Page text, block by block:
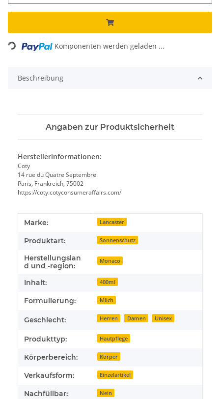
Loading... Komponenten werden geladen ...
Beschreibung
Angaben zur Produktsicherheit
Herstellerinformationen:
Coty
14 rue du Quatre Septembre
Paris, Frankreich, 75002
https://coty.cotyconsumeraffairs.com/
Produkteigenschaft
Wert
Marke: Lancaster
Produktart: Sonnenschutz
Herstellungslan
d und -region:
Monaco
Inhalt: 400ml
Formulierung: Milch
Geschlecht: Herren Damen Unisex
Produkttyp: Hautpflege
Körperbereich: Körper
Verkaufsform: Einzelartikel
Nachfüllbar: Nein